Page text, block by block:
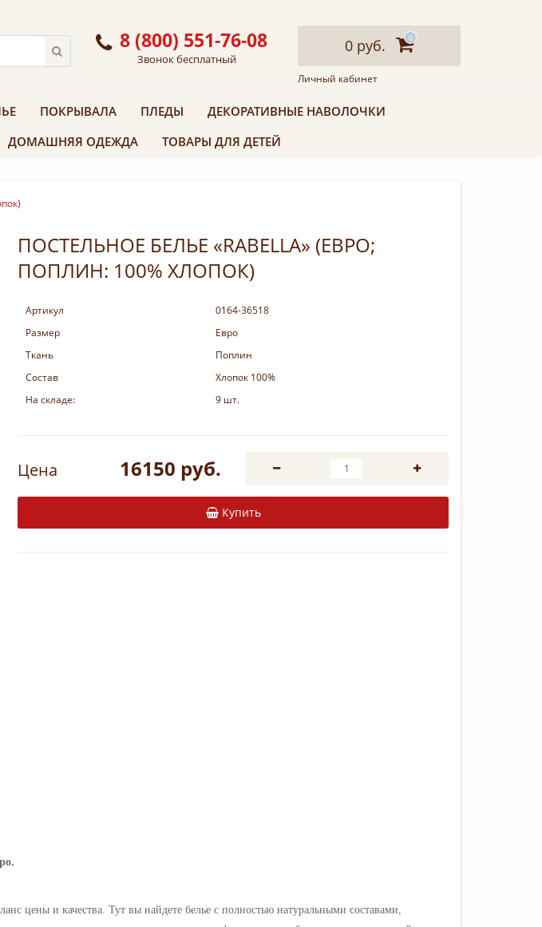
8 (800) 551-76-08
Звонок бесплатный
0 руб. 0
Личный кабинет
ПОКРЫВАЛА ПЛЕДЫ
ДЕКОРАТИВНЫЕ НАВОЛОЧКИ
ДОМАШНЯЯ ОДЕЖДА ТОВАРЫ ДЛЯ ДЕТЕЙ
ПОСТЕЛЬНОЕ БЕЛЬЕ «RABELLA» (ЕВРО;
ПОПЛИН: 100% ХЛОПОК)
Артикул
0164-36518
Размер
Евро
Ткань
Поплин
Состав
Хлопок 100%
На складе:
9 шт.
Цена 16150 руб.
Купить
цены и качества. Тут вы найдете белье с полностью натуральными составами,